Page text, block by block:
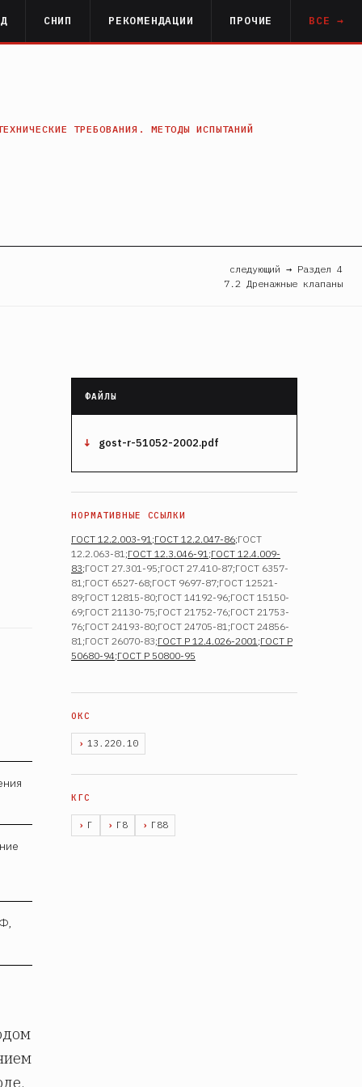
СНИП РЕКОМЕНДАЦИИ ПРОЧИЕ ВСЕ →
ТРЕБОВАНИЯ. МЕТОДЫ ИСПЫТАНИЙ
следующий → Раздел 4
7.2 Дренажные клапаны
gost-r-51052-2002.pdf
ГОСТ 12.2.003-91 ;ГОСТ 12.2.047-86;ГОСТ
12.2.063-81;ГОСТ 12.3.046-91 ;ГОСТ 12.4.009-
83;ГОСТ 27.301-95;ГОСТ 27.410-87;ГОСТ 6357-
81;ГОСТ 6527-68;ГОСТ 9697-87;ГОСТ 12521-
89;ГОСТ 12815-80;ГОСТ 14192-96;ГОСТ 15150-
69;ГОСТ 21130-75;ГОСТ 21752-76;ГОСТ 21753-
76;ГОСТ 24193-80;ГОСТ 24705-81;ГОСТ 24856-
81;ГОСТ 26070-83;ГОСТ Р 12.4.026-2001 ;ГОСТ Р
50680-94;ГОСТ Р 50800-95
13.220.10
Г Г8 Г88